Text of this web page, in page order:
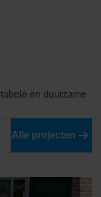
en duurzame
Alle projecten